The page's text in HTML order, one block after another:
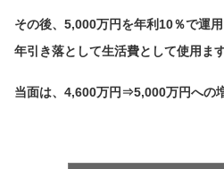
その後、5,000万円を年利10％で運
年引き落として生活費として使用ます
当面は、4,600万円⇒5,000万円への